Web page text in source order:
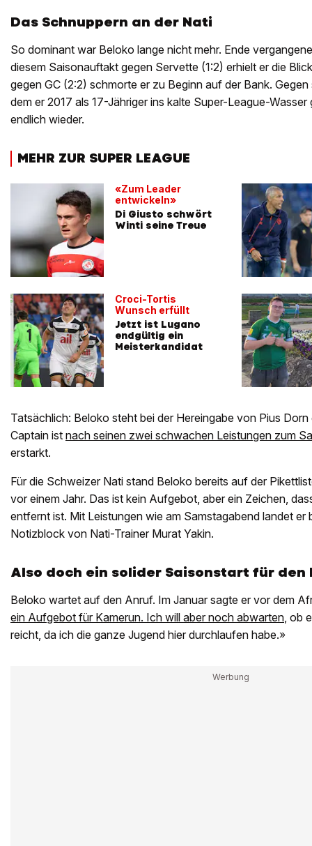
Das Schnuppern an der Nati
So dominant war Beloko lange nicht mehr. Ende
diesem Saisonauftakt gegen Servette (1:2) erhielt er die
gegen GC (2:2) schmorte er zu Beginn auf der Bank.
dem er 2017 als 17-Jähriger ins kalte Super-League-
endlich wieder.
MEHR ZUR SUPER LEAGUE
«Zum Leader
entwickeln»
Di Giusto schwört
Winti seine Treue
Croci-Tortis
Wunsch erfüllt
Jetzt ist Lugano
endgültig ein
Meisterkandidat
Tatsächlich: Beloko steht bei der Hereingabe von Pius
Captain ist nach seinen zwei schwachen Leistungen zum
erstarkt.
Für die Schweizer Nati stand Beloko bereits auf der
vor einem Jahr. Das ist kein Aufgebot, aber ein Zeichen,
entfernt ist. Mit Leistungen wie am Samstagabend landet er
Notizblock von Nati-Trainer Murat Yakin.
Also doch ein solider Saisonstart für den
Beloko wartet auf den Anruf. Im Januar sagte er vor dem
ein Aufgebot für Kamerun. Ich will aber noch abwarten, ob
reicht, da ich die ganze Jugend hier durchlaufen habe.»